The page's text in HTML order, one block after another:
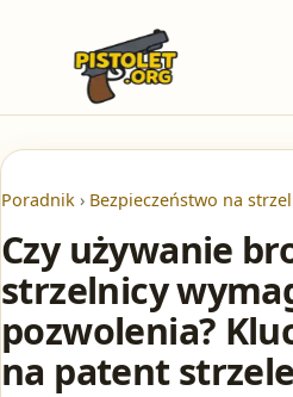
Poradnik › Bezpieczeństwo na
Czy używanie
strzelnicy
pozwolenia?
na patent